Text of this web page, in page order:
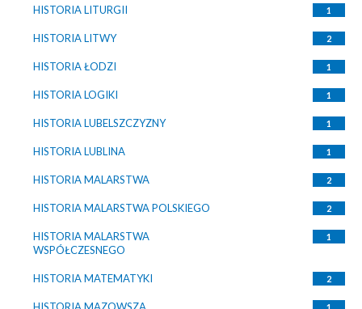
HISTORIA LITURGII 1
HISTORIA LITWY 2
HISTORIA ŁODZI 1
HISTORIA LOGIKI 1
HISTORIA LUBELSZCZYZNY 1
HISTORIA LUBLINA 1
HISTORIA MALARSTWA 2
HISTORIA MALARSTWA POLSKIEGO 2
HISTORIA MALARSTWA
WSPÓŁCZESNEGO
1
HISTORIA MATEMATYKI 2
HISTORIA MAZOWSZA 1